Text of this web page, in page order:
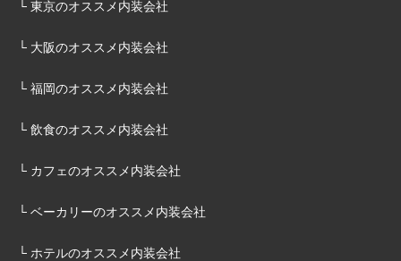
└ 東京のオススメ内装会社
└ 大阪のオススメ内装会社
└ 福岡のオススメ内装会社
└ 飲食のオススメ内装会社
└ カフェのオススメ内装会社
└ ベーカリーのオススメ内装会社
└ ホテルのオススメ内装会社